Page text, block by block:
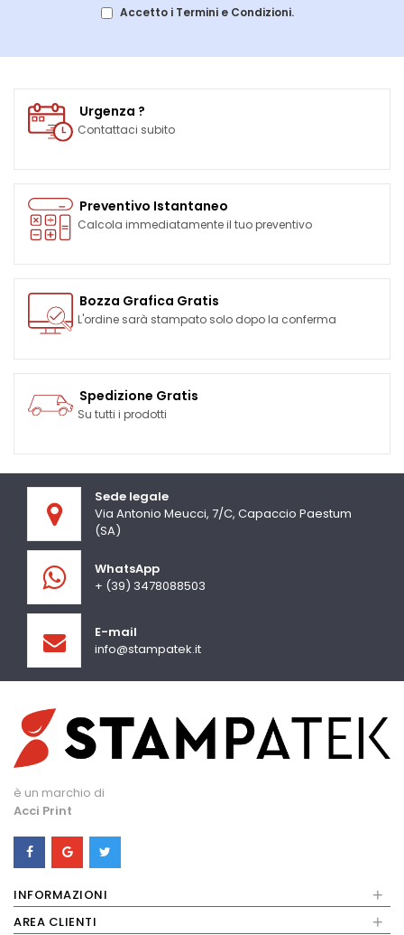
Accetto i Termini e Condizioni.
Urgenza ?
Contattaci subito
Preventivo Istantaneo
Calcola immediatamente il tuo preventivo
Bozza Grafica Gratis
L'ordine sarà stampato solo dopo la conferma
Spedizione Gratis
Su tutti i prodotti
Sede legale
Via Antonio Meucci, 7/C, Capaccio Paestum
(SA)
WhatsApp
+ (39) 3478088503
E-mail
info@stampatek.it
è un marchio di
Acci Print
INFORMAZIONI +
AREA CLIENTI +